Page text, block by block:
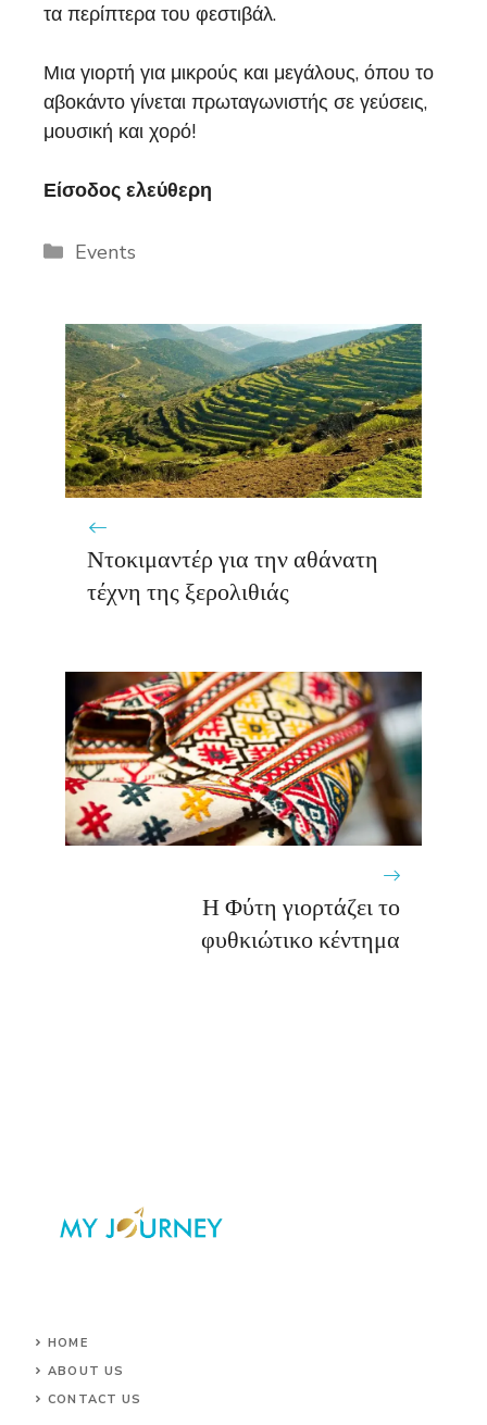
τα περίπτερα του φεστιβάλ.
Μια γιορτή για μικρούς και μεγάλους, όπου το
αβοκάντο γίνεται πρωταγωνιστής σε γεύσεις,
μουσική και χορό!
Είσοδος ελεύθερη
Categories
Events
Ντοκιμαντέρ για την αθάνατη
τέχνη της ξερολιθιάς
Η Φύτη γιορτάζει το
φυθκιώτικο κέντημα
HOME
ABOUT US
CONTACT US